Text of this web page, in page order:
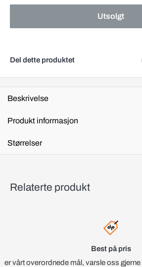
Utsolgt
Del dette produktet
Beskrivelse
Produkt informasjon
Størrelser
Relaterte produkt
Best på pris
er vårt overordnede mål, varsle oss